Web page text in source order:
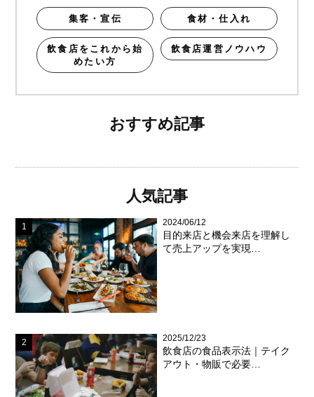
集客・宣伝 食材・仕入れ
飲食店をこれから始
めたい方
飲食店運営ノウハウ
おすすめ記事
人気記事
2024/06/12
目的来店と機会来店を理解し
て売上アップを実現…
2025/12/23
飲食店の食品表示法｜テイク
アウト・物販で必要…